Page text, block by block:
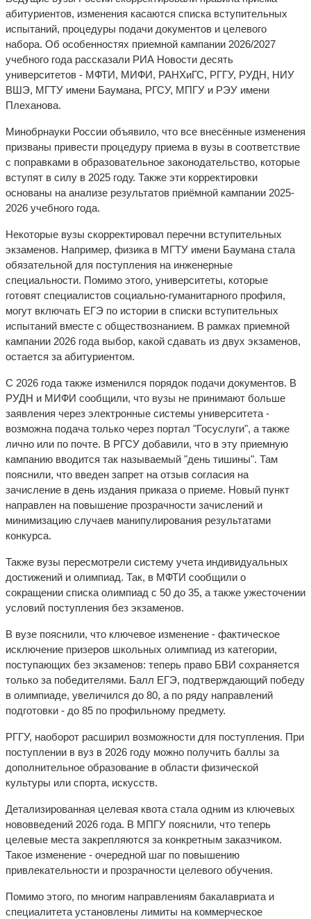
абитуриентов, изменения касаются списка вступительных
испытаний, процедуры подачи документов и целевого
набора. Об особенностях приемной кампании 2026/2027
учебного года рассказали РИА Новости десять
университетов - МФТИ, МИФИ, РАНХиГС, РГГУ, РУДН, НИУ
ВШЭ, МГТУ имени Баумана, РГСУ, МПГУ и РЭУ имени
Плеханова.
Минобрнауки России объявило, что все внесённые изменения
призваны привести процедуру приема в вузы в соответствие
с поправками в образовательное законодательство, которые
вступят в силу в 2025 году. Также эти корректировки
основаны на анализе результатов приёмной кампании 2025-
2026 учебного года.
Некоторые вузы скорректировал перечни вступительных
экзаменов. Например, физика в МГТУ имени Баумана стала
обязательной для поступления на инженерные
специальности. Помимо этого, университеты, которые
готовят специалистов социально-гуманитарного профиля,
могут включать ЕГЭ по истории в списки вступительных
испытаний вместе с обществознанием. В рамках приемной
кампании 2026 года выбор, какой сдавать из двух экзаменов,
остается за абитуриентом.
С 2026 года также изменился порядок подачи документов. В
РУДН и МИФИ сообщили, что вузы не принимают больше
заявления через электронные системы университета -
возможна подача только через портал "Госуслуги", а также
лично или по почте. В РГСУ добавили, что в эту приемную
кампанию вводится так называемый "день тишины". Там
пояснили, что введен запрет на отзыв согласия на
зачисление в день издания приказа о приеме. Новый пункт
направлен на повышение прозрачности зачислений и
минимизацию случаев манипулирования результатами
конкурса.
Также вузы пересмотрели систему учета индивидуальных
достижений и олимпиад. Так, в МФТИ сообщили о
сокращении списка олимпиад с 50 до 35, а также ужесточении
условий поступления без экзаменов.
В вузе пояснили, что ключевое изменение - фактическое
исключение призеров школьных олимпиад из категории,
поступающих без экзаменов: теперь право БВИ сохраняется
только за победителями. Балл ЕГЭ, подтверждающий победу
в олимпиаде, увеличился до 80, а по ряду направлений
подготовки - до 85 по профильному предмету.
РГГУ, наоборот расширил возможности для поступления. При
поступлении в вуз в 2026 году можно получить баллы за
дополнительное образование в области физической
культуры или спорта, искусств.
Детализированная целевая квота стала одним из ключевых
нововведений 2026 года. В МПГУ пояснили, что теперь
целевые места закрепляются за конкретным заказчиком.
Такое изменение - очередной шаг по повышению
привлекательности и прозрачности целевого обучения.
Помимо этого, по многим направлениям бакалавриата и
специалитета установлены лимиты на коммерческое